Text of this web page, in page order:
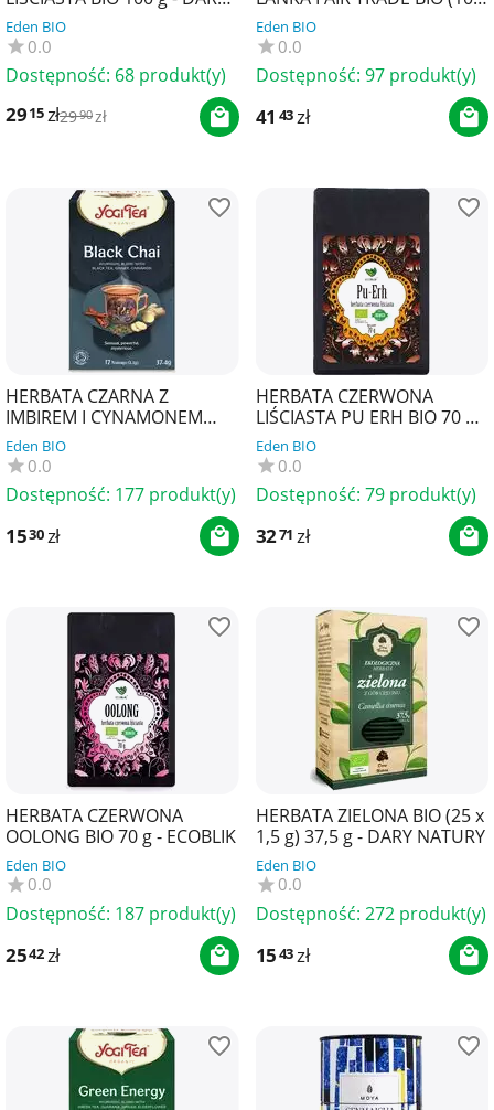
NATURY
Eden BIO
0.0
Dostępność: 68 produkt(y)
2915zł2990 zł
x 1,8 g) 180 g - OXFAM
Eden BIO
0.0
Dostępność: 97 produkt(y)
41 43zł
HERBATA CZARNA Z
IMBIREM I CYNAMONEM
(BLACK CHAI) BIO (17 x 2,2 g)
37,4 g - YOGI TEA
Eden BIO
0.0
Dostępność: 177 produkt(y)
1530zł
HERBATA CZERWONA
LIŚCIASTA PU ERH BIO 70 g -
ECOBLIK
Eden BIO
0.0
Dostępność: 79 produkt(y)
3271 zł
HERBATA CZERWONA
OOLONG BIO 70 g - ECOBLIK
Eden BIO
0.0
Dostępność: 187 produkt(y)
2542zł
HERBATA ZIELONA BIO (25 x
1,5 g) 37,5 g - DARY NATURY
Eden BIO
0.0
Dostępność: 272 produkt(y)
1543zł